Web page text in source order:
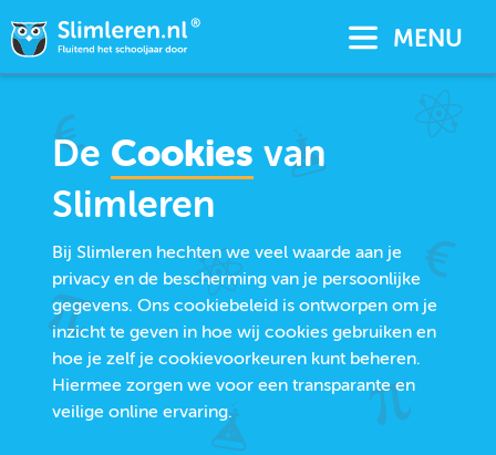
MENU
De Cookies van
Slimleren
Bij Slimleren hechten we veel waarde aan je
privacy en de bescherming van je persoonlijke
gegevens. Ons cookiebeleid is ontworpen om je
inzicht te geven in hoe wij cookies gebruiken en
hoe je zelf je cookievoorkeuren kunt beheren.
Hiermee zorgen we voor een transparante en
veilige online ervaring.